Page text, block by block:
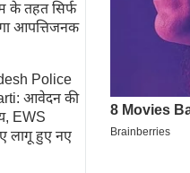
के तहत सिर्फ
आपत्तिजनक
Police
आवेदन की
EWS
लागू हुए नए